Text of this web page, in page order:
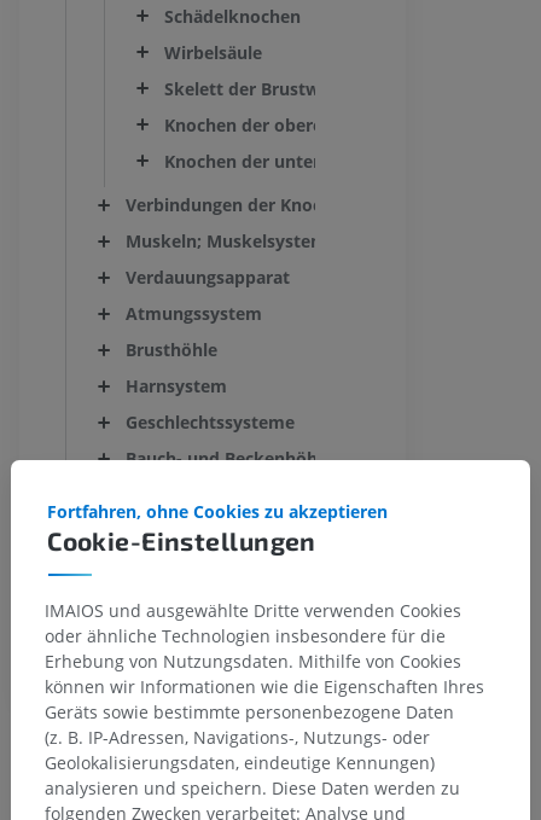
Schädelknochen
Wirbelsäule
Skelett der Brustwand
Knochen der oberen Gliedmaße
Knochen der unteren Gliedmaße
Verbindungen der Knochenelemente;
Muskeln; Muskelsystem
Verdauungsapparat
Atmungssystem
Brusthöhle
Harnsystem
Geschlechtssysteme
Bauch- und Beckenhöhle
Herz-Kreislauf-System
Nervensystem
Sinnesorgane
Gemeinsame Hülle
Markhöhle
Cavitas medullaris ossis
Cookie-Einstellungen
Fortfahren, ohne Cookies zu akzeptieren
IMAIOS und ausgewählte Dritte verwenden Cookies
oder ähnliche Technologien insbesondere für die
Erhebung von Nutzungsdaten. Mithilfe von Cookies
können wir Informationen wie die Eigenschaften Ihres
Geräts sowie bestimmte personenbezogene Daten
(z. B. IP-Adressen, Navigations-, Nutzungs- oder
Geolokalisierungsdaten, eindeutige Kennungen)
analysieren und speichern. Diese Daten werden zu
folgenden Zwecken verarbeitet: Analyse und